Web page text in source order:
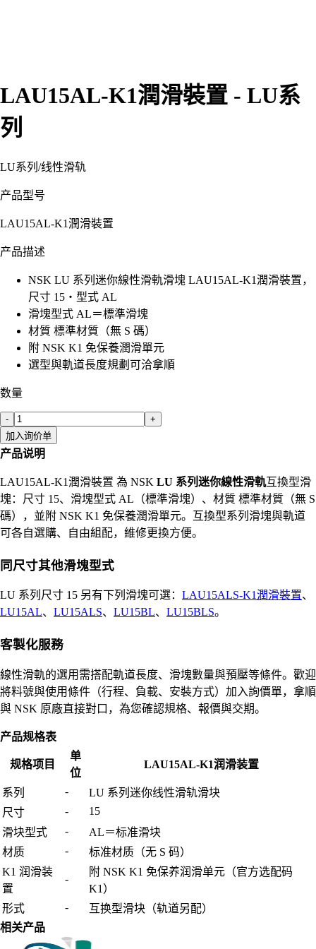
LAU15AL-K1潤滑裝置 - LU系
列
LU系列 /线性滑轨
产品型号
LAU15AL-K1潤滑裝置
产品描述
NSK LU 系列迷你線性滑軌滑塊 LAU15AL-K1潤滑裝置，
尺寸 15・型式 AL
滑塊型式 AL＝標準滑塊
材質 標準材質（無 S 碼）
附 NSK K1 免保養潤滑單元
選型與軌道長度規劃可洽拿順
数量
-
+
加入询价单
产品说明
LAU15AL-K1潤滑裝置 為 NSK LU 系列迷你線性滑軌互換型滑
塊：尺寸 15、滑塊型式 AL（標準滑塊）、材質 標準材質（無 S
碼），並附 NSK K1 免保養潤滑單元。互換型系列滑塊與軌道
可各自選購、自由組配，維修更換方便。
同尺寸其他滑塊型式
LU 系列尺寸 15 另有下列滑塊可選： LAU15ALS-K1潤滑裝置、
LU15AL、 LU15ALS、 LU15BL、 LU15BLS。
客製化服務
線性滑軌的選用需搭配軌道長度、滑塊數量與預壓等條件。歡迎
將料號與使用條件（行程、負載、安裝方式）加入詢價單，拿順
與 NSK 原廠直接對口，為您確認規格、報價與交期。
产品规格表
规格项目
单
位
LAU15AL-K1润滑装置
系列 -
LU 系列迷你线性滑轨滑块
尺寸
-
15
滑块型式
-
AL＝标准滑块
材质
-
标准材质（无 S 码）
K1 润滑装
置
-
附 NSK K1 免保养润滑单元（官方选配码
K1）
形式
-
互换型滑块（轨道另配）
相关产品